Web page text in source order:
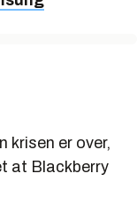
krisen er over,
at Blackberry